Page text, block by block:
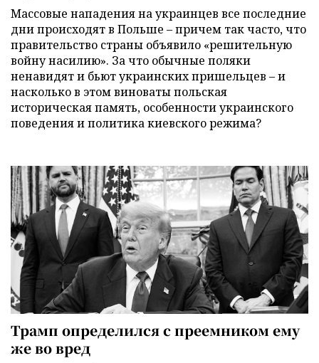
Массовые нападения на украинцев все последние
дни происходят в Польше – причем так часто, что
правительство страны объявило «решительную
войну насилию». За что обычные поляки
ненавидят и бьют украинских пришельцев – и
насколько в этом виноваты польская
историческая память, особенности украинского
поведения и политика киевского режима?
Трамп определился с преемником ему
же во вред